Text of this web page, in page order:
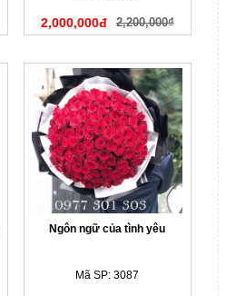
2,000,000đ 2,200,000₫
Ngôn ngữ của tình yêu
Mã SP: 3087